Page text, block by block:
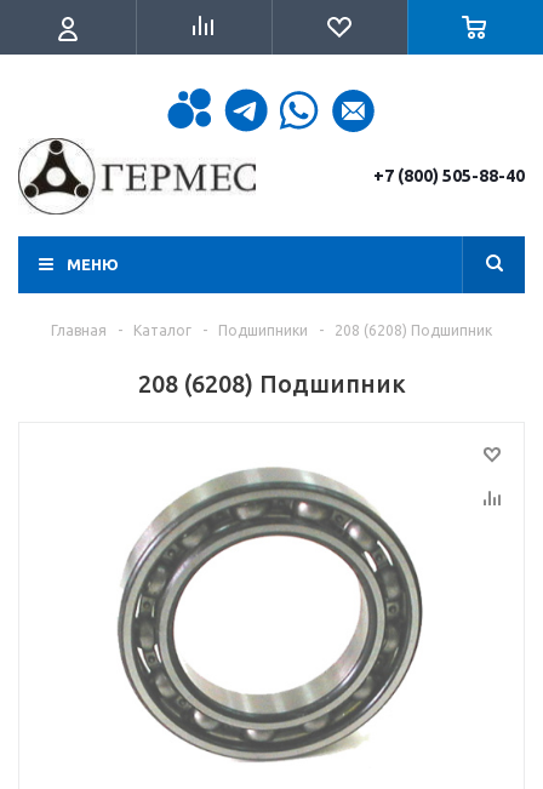
+7 (800) 505-88-40
МЕНЮ
Главная - Каталог - Подшипники - 208 (6208) Подшипник
208 (6208) Подшипник